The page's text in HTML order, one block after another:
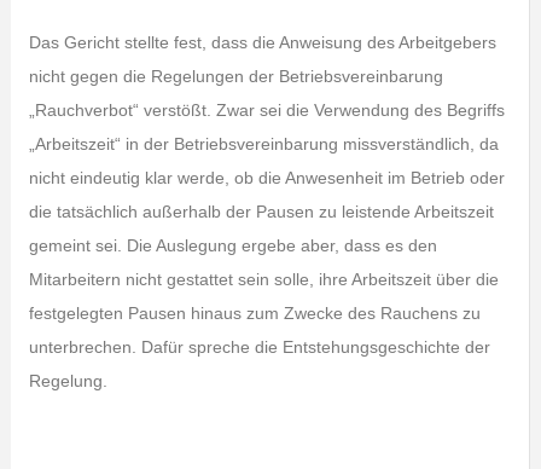
Das Gericht stellte fest, dass die Anweisung des Arbeitgebers
nicht gegen die Regelungen der Betriebsvereinbarung
„Rauchverbot“ verstößt. Zwar sei die Verwendung des Begriffs
„Arbeitszeit“ in der Betriebsvereinbarung missverständlich, da
nicht eindeutig klar werde, ob die Anwesenheit im Betrieb oder
die tatsächlich außerhalb der Pausen zu leistende Arbeitszeit
gemeint sei. Die Auslegung ergebe aber, dass es den
Mitarbeitern nicht gestattet sein solle, ihre Arbeitszeit über die
festgelegten Pausen hinaus zum Zwecke des Rauchens zu
unterbrechen. Dafür spreche die Entstehungsgeschichte der
Regelung.